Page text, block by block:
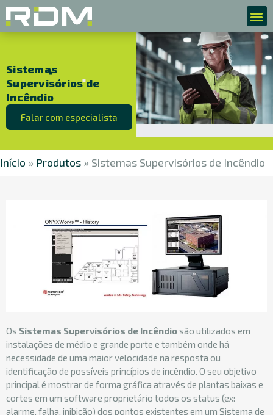
Sistemas
Supervisórios de
Incêndio
Falar com especialista
Início » Produtos » Sistemas Supervisórios de Incêndio
Os Sistemas Supervisórios de Incêndiosão utilizados em
instalações de médio e grande porte e também onde há
necessidade de uma maior velocidade na resposta ou
identificação de possíveis princípios de incêndio. O seu objetivo
principal é mostrar de forma gráfica através de plantas baixas e
cortes em um software proprietário todos os status (ex:
alarme, falha, inibição) dos pontos existentes em um Sistema de